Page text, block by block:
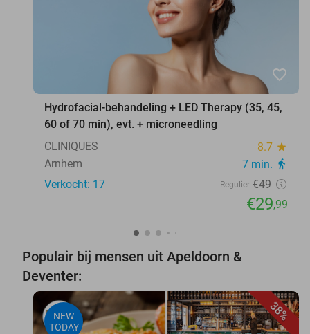
favorite_border
Hydrofacial-behandeling + LED Therapy (35, 45,
60 of 70 min), evt. + microneedling
CLINIQUES
8.7 star
Arnhem 7 min. directions_walk
Verkocht: 17 Regulier €49
€29,99
Populair bij mensen uit Apeldoorn &
Deventer:
38%
NEW
TODAY